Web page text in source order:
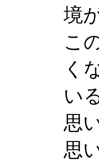
境
こ
く
い
思
思